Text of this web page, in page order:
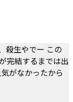
殺生やでー この
完結するまでは出
がなかったから